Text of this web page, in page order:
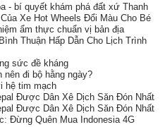
- bí quyết khám phá đất xứ Thanh
Xe Hot Wheels Đổi Màu Cho Bé
ẩm thực chuẩn vị bản địa
Thuận Hấp Dẫn Cho Lịch Trình
sức đề kháng
đi bộ hằng ngày?
hệ tim mạch
Được Dân Xê Dịch Săn Đón Nhất
Được Dân Xê Dịch Săn Đón Nhất
Đừng Quên Mua Indonesia 4G